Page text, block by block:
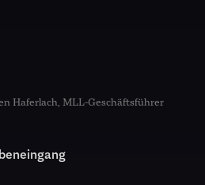
Haferlach, MLL-Geschäftsführer